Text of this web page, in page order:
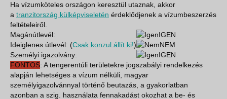
Ha vízumköteles országon keresztül utaznak, akkor
a tranzitország külképviseletén érdeklődjenek a vízumbeszerzés
feltételeiről.
Magánútlevél:
IGEN
Ideiglenes útlevél: (Csak konzul állít ki!)
NEM
Személyi igazolvány:
IGEN
FONTOS: A tengerentúli területekre jogszabályi rendelkezés
alapján lehetséges a vízum nélküli, magyar
személyigazolvánnyal történő beutazás, a gyakorlatban
azonban a szig. használata fennakadást okozhat a be- és